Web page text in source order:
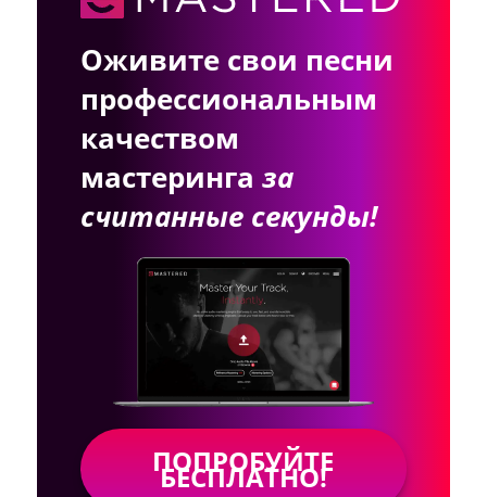
Оживите свои песни
профессиональным
качеством
мастеринга за
считанные секунды!
ПОПРОБУЙТЕ
БЕСПЛАТНО!